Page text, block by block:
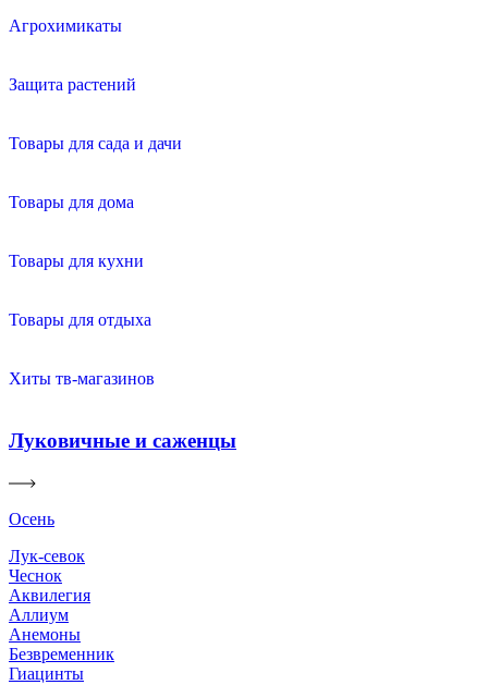
Агрохимикаты
Защита растений
Товары для сада и дачи
Товары для дома
Товары для кухни
Товары для отдыха
Хиты тв-магазинов
Луковичные и саженцы
Осень
Лук-севок
Чеснок
Аквилегия
Аллиум
Анемоны
Безвременник
Гиацинты